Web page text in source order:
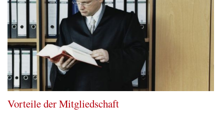
Vorteile der Mitgliedschaft